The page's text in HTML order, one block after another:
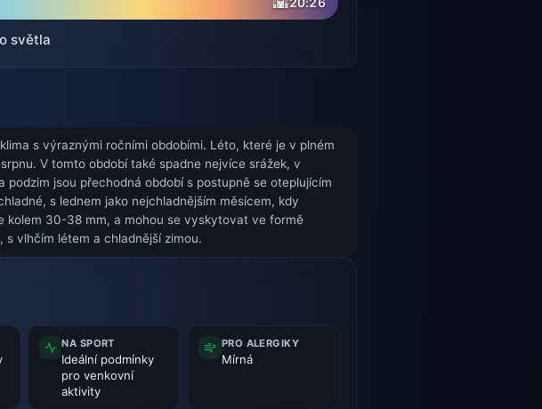
světla
s výraznými ročními obdobími. Léto, které je v plném
V tomto období také spadne nejvíce srážek, v
jsou přechodná období s postupně se oteplujícím
s lednem jako nejchladnějším měsícem, kdy
kolem 30-38 mm, a mohou se vyskytovat ve formě
s vlhčím létem a chladnější zimou.
NA SPORT
Ideální podmínky
pro venkovní
aktivity
PRO ALERGIKY
Mírná